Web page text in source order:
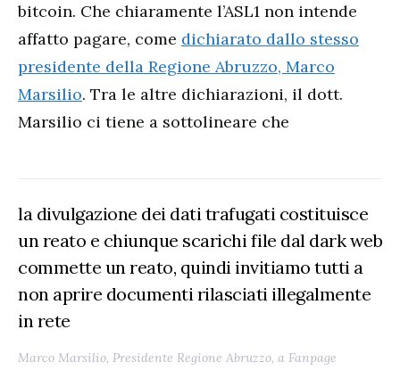
bitcoin. Che chiaramente l’ASL1 non intende
affatto pagare, come dichiarato dallo stesso
presidente della Regione Abruzzo, Marco
Marsilio. Tra le altre dichiarazioni, il dott.
Marsilio ci tiene a sottolineare che
la divulgazione dei dati trafugati costituisce
un reato e chiunque scarichi file dal dark web
commette un reato, quindi invitiamo tutti a
non aprire documenti rilasciati illegalmente
in rete
Marco Marsilio, Presidente Regione Abruzzo, a Fanpage